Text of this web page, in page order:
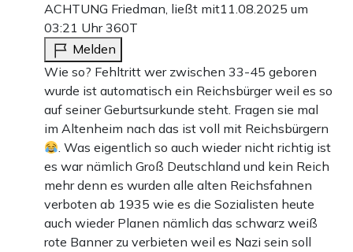
ACHTUNG Friedman, ließt mit11.08.2025 um
03:21 Uhr360T
Melden
Wie so? Fehltritt wer zwischen 33-45 geboren
wurde ist automatisch ein Reichsbürger weil es so
auf seiner Geburtsurkunde steht. Fragen sie mal
im Altenheim nach das ist voll mit Reichsbürgern
. Was eigentlich so auch wieder nicht richtig ist
es war nämlich Groß Deutschland und kein Reich
mehr denn es wurden alle alten Reichsfahnen
verboten ab 1935 wie es die Sozialisten heute
auch wieder Planen nämlich das schwarz weiß
rote Banner zu verbieten weil es Nazi sein soll